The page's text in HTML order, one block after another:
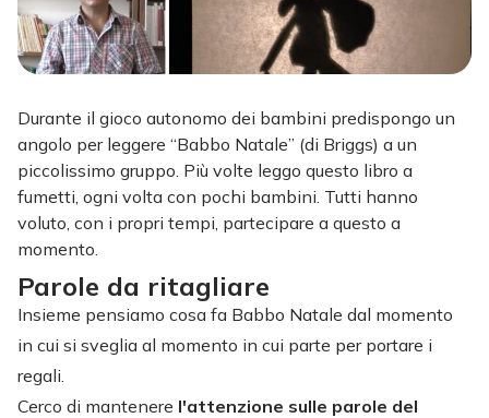
Durante il gioco autonomo dei bambini predispongo un
angolo per leggere “Babbo Natale” (di Briggs) a un
piccolissimo gruppo. Più volte leggo questo libro a
fumetti, ogni volta con pochi bambini. Tutti hanno
voluto, con i propri tempi, partecipare a questo a
momento.
Parole da ritagliare
Insieme pensiamo cosa fa Babbo Natale dal momento
in cui si sveglia al momento in cui parte per portare i
regali.
Cerco di mantenere l'attenzione sulle parole del